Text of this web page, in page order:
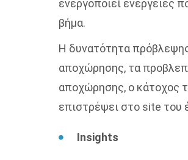
ενεργοποιεί ενέργειες
βήμα.
Η δυνατότητα
αποχώρησης, τα
αποχώρησης, ο κάτοχος
επιστρέψει στο site του
Ιnsights